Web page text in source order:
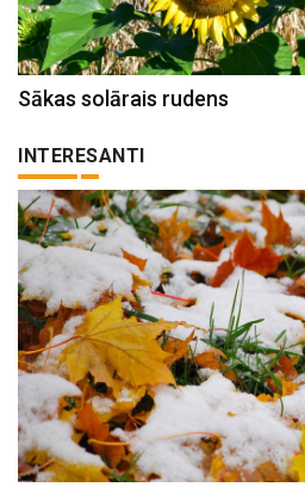
Sākas solārais rudens
INTERESANTI